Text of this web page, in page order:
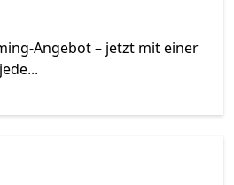
Angebot – jetzt mit einer